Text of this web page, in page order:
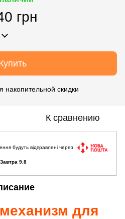
грн
накопительной скидки
К сравнению
будуть відправлені через
Завтра 9.8
для